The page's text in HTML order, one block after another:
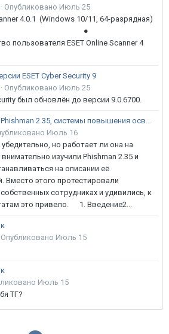
Опубликовано Июль 25
4.0.1 (Windows 10/11, 64-разрядная)
пользователя ESET Online Scanner 4
ESET Cyber Security 9
Опубликовано Июль 25
был обновлён до версии 9.0.6700.
Тестирование Phishman 2.35, системы повышения осведомлённости пользователей в сфере ИБ
Июль 16
но работает ли она на
изучили Phishman 2.35 и
на описании её
Вместо этого протестировали
сотрудниках и удивились, к
это привело. 1. Введение2...
Опубликовано Июль 15
Июль 15
ТГ?